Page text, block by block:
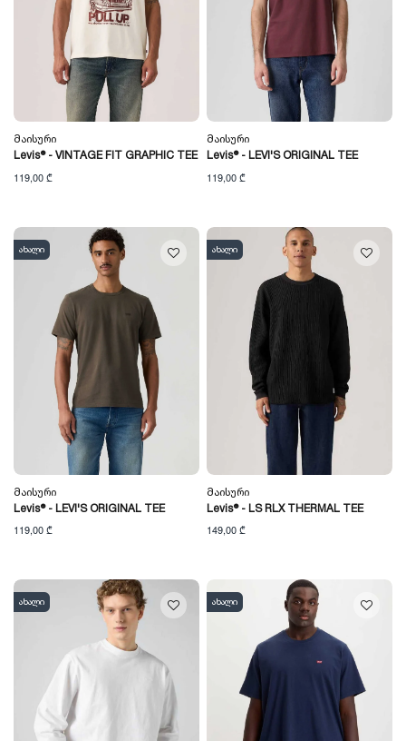
Მაისური
Levis® - VINTAGE FIT GRAPHIC TEE
119,00 ₾
Მაისური
Levis® - LEVI'S ORIGINAL TEE
119,00 ₾
ახალი
Მაისური
Levis® - LEVI'S ORIGINAL TEE
119,00 ₾
ახალი
Მაისური
Levis® - LS RLX THERMAL TEE
149,00 ₾
ახალი ახალი